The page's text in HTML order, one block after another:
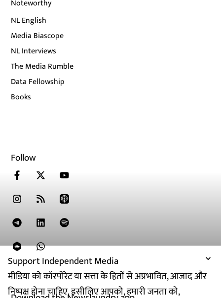
Support Independent Media
मीडिया को कॉरपोरेट या सत्ता के हितों से अप्रभावित, आजाद और
निष्पक्ष होना चाहिए. इसीलिए आपको, हमारी जनता को,
Noteworthy
NL English
Media Biascope
NL Interviews
The Media Rumble
Data Fellowship
Books
Follow